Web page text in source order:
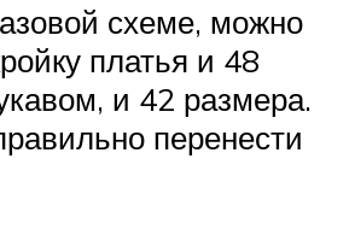
схеме, можно
платья и 48
и 42 размера.
перенести